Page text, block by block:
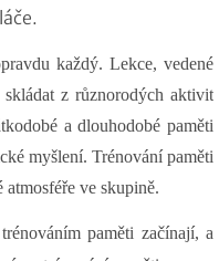
každý. Lekce, vedené
z různorodých aktivit
a dlouhodobé paměti
myšlení. Trénování paměti
ve skupině.
paměti začínají, a